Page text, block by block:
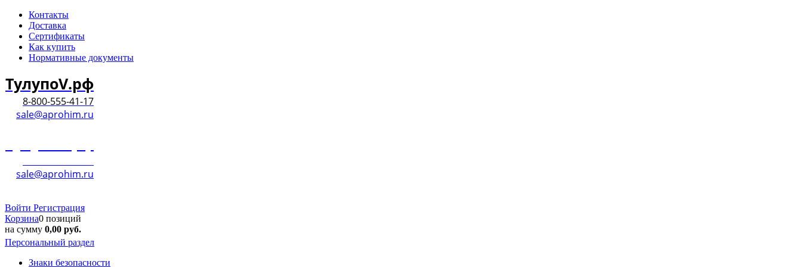
Контакты
Доставка
Сертификаты
Как купить
Нормативные документы
ТулупоV.рф
8-800-555-41-17
sale@aprohim.ru
sale@aprohim.ru
Войти Регистрация
Корзина0 позиций
на сумму 0,00 руб.
Персональный раздел
Знаки безопасности